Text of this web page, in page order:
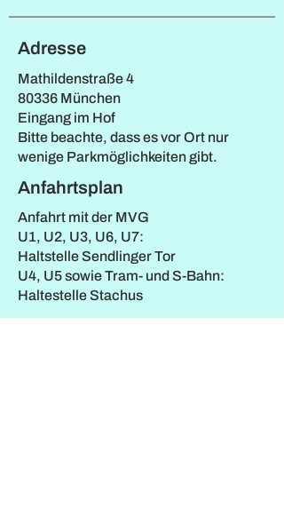
Adresse
Mathildenstraße 4
80336 München
Eingang im Hof
Bitte beachte, dass es vor Ort nur
wenige Parkmöglichkeiten gibt.
Anfahrtsplan
Anfahrt mit der MVG
U1, U2, U3, U6, U7:
Haltstelle Sendlinger Tor
U4, U5 sowie Tram- und S-Bahn:
Haltestelle Stachus